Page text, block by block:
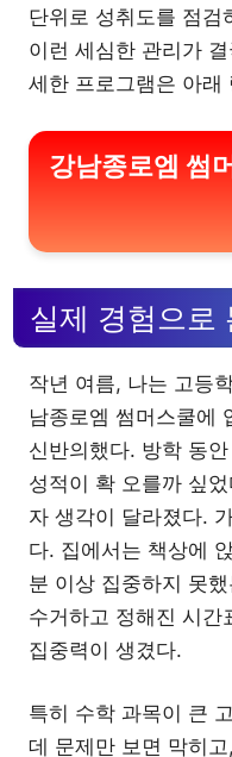
단위로 성취도를 점검
이런 세심한 관리가
세한 프로그램은 아래
강남종로엠 썸
실제 경험으로
작년 여름, 나는 고등
남종로엠 썸머스쿨에
신반의했다. 방학 동
성적이 확 오를까 싶
자 생각이 달라졌다.
다. 집에서는 책상에
분 이상 집중하지 못
수거하고 정해진 시간
집중력이 생겼다.
특히 수학 과목이 큰
데 문제만 보면 막히